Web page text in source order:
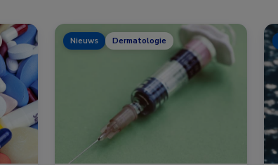
Nieuws Dermatologie